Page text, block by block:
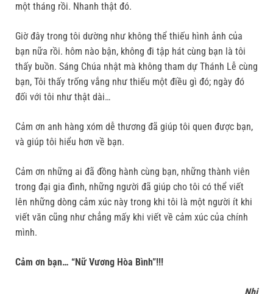
một tháng rồi. Nhanh thật đó.
Giờ đây trong tôi dường như không thể thiếu hình ảnh của
bạn nữa rồi. hôm nào bận, không đi tập hát cùng bạn là tôi
thấy buồn. Sáng Chúa nhật mà không tham dự Thánh Lễ cùng
bạn, Tôi thấy trống vắng như thiếu một điều gì đó; ngày đó
đối với tôi như thật dài…
Cảm ơn anh hàng xóm dễ thương đã giúp tôi quen được bạn,
và giúp tôi hiểu hơn về bạn.
Cảm ơn những ai đã đồng hành cùng bạn, những thành viên
trong đại gia đình, những người đã giúp cho tôi có thể viết
lên những dòng cảm xúc này trong khi tôi là một người ít khi
viết văn cũng như chẳng mấy khi viết về cảm xúc của chính
mình.
Cảm ơn bạn… “Nữ Vương Hòa Bình”!!!